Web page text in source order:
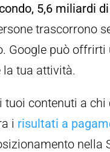
5,6 miliardi
trascorrono
Google può
la tua attività.
tuoi contenuti a
i risultati a
nella